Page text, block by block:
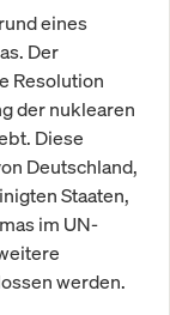
eines
Der
Resolution
der nuklearen
Diese
Deutschland,
Staaten,
im UN-
werden.